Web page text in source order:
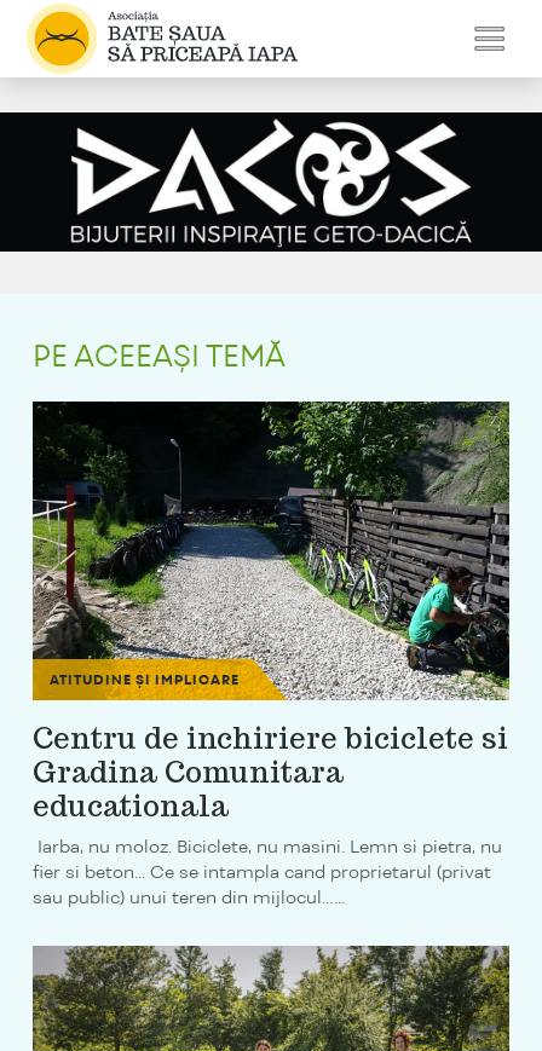
PE ACEEAȘI TEMĂ
ATITUDINE ȘI IMPLICARE
Centru de inchiriere biciclete si
Gradina Comunitara
educationala
Iarba, nu moloz. Biciclete, nu masini. Lemn si pietra, nu
fier si beton... Ce se intampla cand proprietarul (privat
sau public) unui teren din mijlocul…...